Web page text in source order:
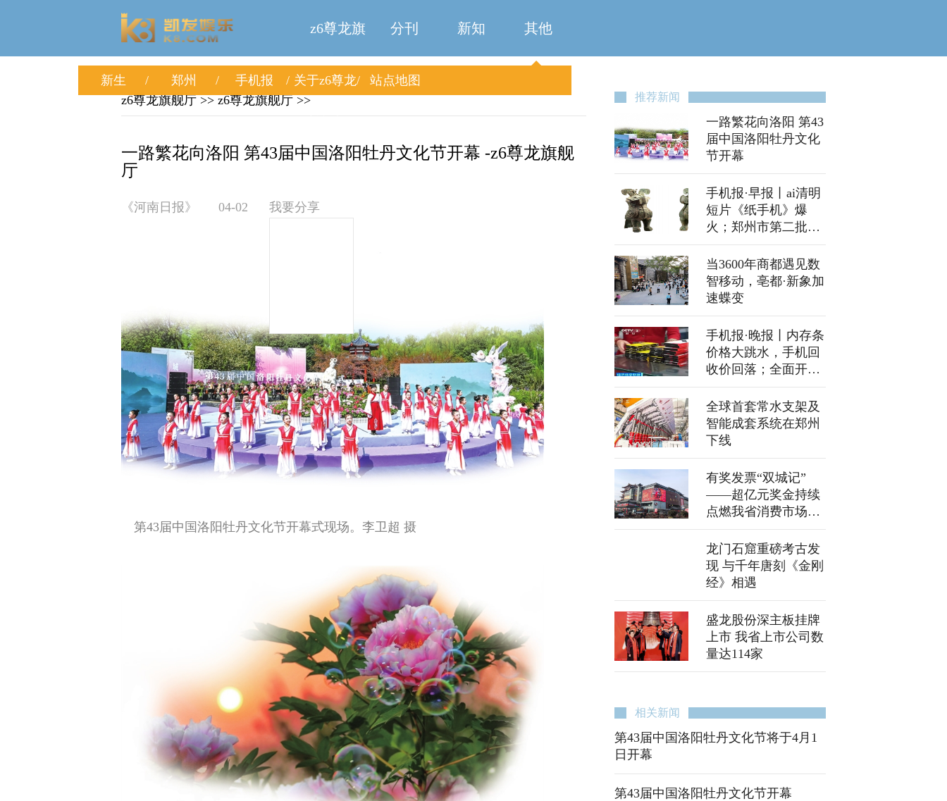
z6尊龙旗
舰厅
分刊 新知 其他
新生 郑州 手机报 关于z6尊龙
站点地图
z6尊龙旗舰厅 >> z6尊龙旗舰厅 >>
一路繁花向洛阳 第43届中国洛阳牡丹文化节开幕 -z6尊龙旗舰
厅
《河南日报》 04-02 我要分享
第43届中国洛阳牡丹文化节开幕式现场。李卫超 摄
推荐新闻
一路繁花向洛阳 第43
届中国洛阳牡丹文化
节开幕
手机报·早报丨ai清明
短片《纸手机》爆
火；郑州市第二批保
障性租赁住房今日配
租
当3600年商都遇见数
智移动，亳都·新象加
速蝶变
手机报·晚报丨内存条
价格大跳水，手机回
收价回落；全面开展
国有馆藏文物盘库清
点
全球首套常水支架及
智能成套系统在郑州
下线
有奖发票“双城记”
——超亿元奖金持续
点燃我省消费市场热
情
龙门石窟重磅考古发
现 与千年唐刻《金刚
经》相遇
盛龙股份深主板挂牌
上市 我省上市公司数
量达114家
相关新闻
第43届中国洛阳牡丹文化节将于4月1
日开幕
第43届中国洛阳牡丹文化节开幕